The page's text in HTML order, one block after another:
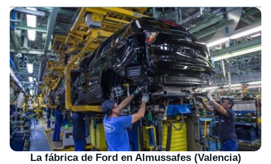
La fábrica de Ford en Almussafes (Valencia)